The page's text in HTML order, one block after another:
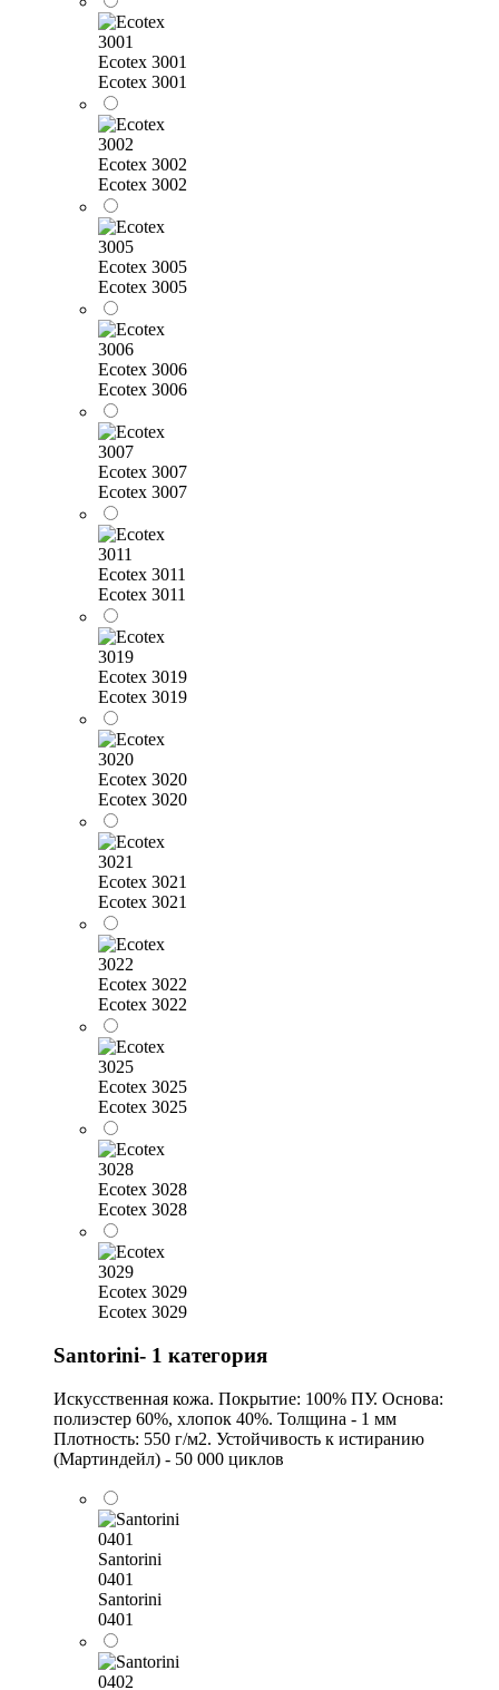
Ecotex 3001
Ecotex 3001
Ecotex 3002
Ecotex 3002
Ecotex 3005
Ecotex 3005
Ecotex 3006
Ecotex 3006
Ecotex 3007
Ecotex 3007
Ecotex 3011
Ecotex 3011
Ecotex 3019
Ecotex 3019
Ecotex 3020
Ecotex 3020
Ecotex 3021
Ecotex 3021
Ecotex 3022
Ecotex 3022
Ecotex 3025
Ecotex 3025
Ecotex 3028
Ecotex 3028
Ecotex 3029
Ecotex 3029
Santorini- 1 категория
Искусственная кожа. Покрытие: 100% ПУ. Основа:
полиэстер 60%, хлопок 40%. Толщина - 1 мм
Плотность: 550 г/м2. Устойчивость к истиранию
(Мартиндейл) - 50 000 циклов
Santorini
0401
Santorini
0401